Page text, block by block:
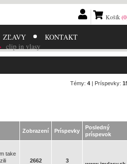
ZĽAVY KONTAKT
Košík
clip in vlasy
Témy: 4 | Príspevky:
Zobrazení Príspevky
Posledný
príspevok
take
2662 3